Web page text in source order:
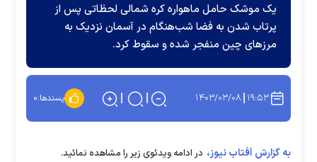
یک موشک حامل ماهواره‌ کره شمالی لحظاتی پس از
پرتاب شدن به فضا شب‌هنگام در آسمان نزدیک به
مرزهای چین منفجر شده و سقوط کرد.
۱۹:۵۳ ۱۴۰۳/۰۳/۰۸ پسندها:۰
به گزارش آفتاب نیوز، در ادامه ویدئوی زیر را مشاهده نمائید.